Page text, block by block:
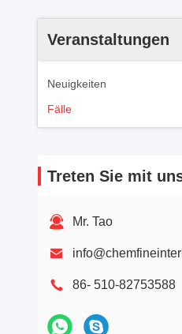
Veranstaltungen
Neuigkeiten
Fälle
Treten Sie mit
Mr. Tao
86- 510-82753588